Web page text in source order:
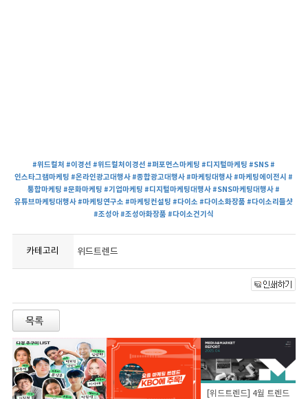
#위드컬처 #이경선 #위드컬처이경선 #퍼포먼스마케팅 #디지털마케팅 #SNS#
인스타그램마케팅 #온라인광고대행사#종합광고대행사#마케팅대행사#마케팅에이전시 #
통합마케팅 #문화마케팅 #기업마케팅 #디지털마케팅대행사#SNS마케팅대행사#
유튜브마케팅대행사#마케팅연구소 #마케팅컨설팅 #다이소 #다이소화장품 #다이소리들샷
#조성아#조성아화장품 #다이소건기식
카테고리 위드트렌드
[위드트렌드] 4월 트렌드